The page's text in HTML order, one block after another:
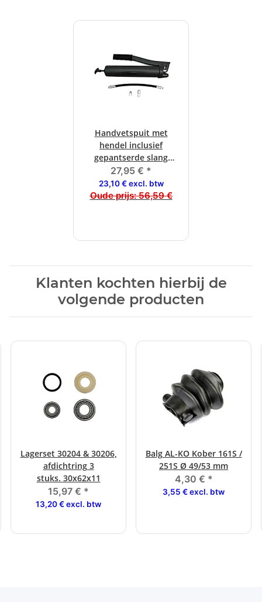
Handvetspuit met
hendel inclusief
gepantserde slang
M10x1
27,95 € *
23,10 € excl. btw
Oude prijs:56,59 €
Klanten kochten hierbij de
volgende producten
Lagerset 30204 & 30206,
afdichtring 3
stuks. 30x62x11
15,97 € *
13,20 € excl. btw
Balg AL-KO Kober 161S /
251S Ø 49/53 mm
4,30 € *
3,55 € excl. btw